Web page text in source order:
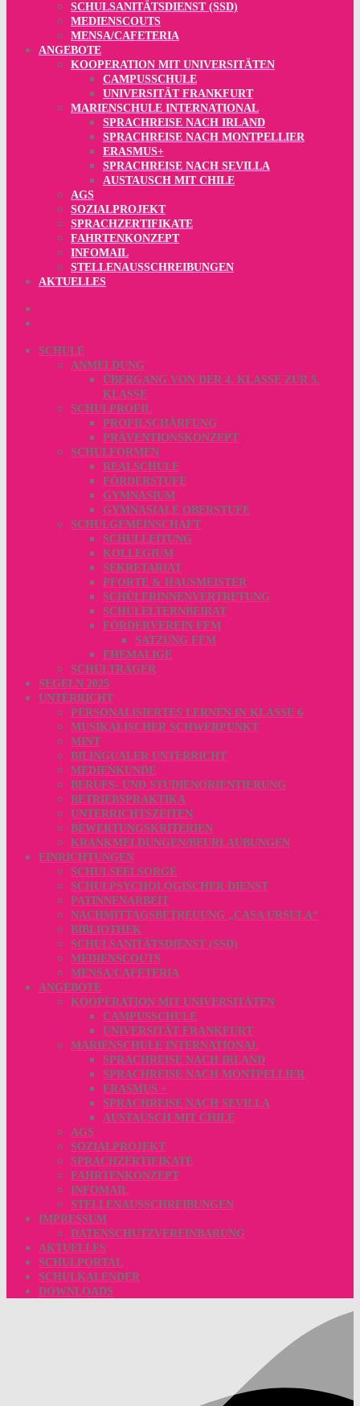
SCHULSANITÄTSDIENST (SSD)
MEDIENSCOUTS
MENSA/CAFETERIA
ANGEBOTE
KOOPERATION MIT UNIVERSITÄTEN
CAMPUSSCHULE
UNIVERSITÄT FRANKFURT
MARIENSCHULE INTERNATIONAL
SPRACHREISE NACH IRLAND
SPRACHREISE NACH MONTPELLIER
ERASMUS+
SPRACHREISE NACH SEVILLA
AUSTAUSCH MIT CHILE
AGS
SOZIALPROJEKT
SPRACHZERTIFIKATE
FAHRTENKONZEPT
INFOMAIL
STELLENAUSSCHREIBUNGEN
AKTUELLES
SCHULE
ANMELDUNG
ÜBERGANG VON DER 4. KLASSE ZUR 5.
KLASSE
SCHULPROFIL
PROFILSCHÄRFUNG
PRÄVENTIONSKONZEPT
SCHULFORMEN
REALSCHULE
FÖRDERSTUFE
GYMNASIUM
GYMNASIALE OBERSTUFE
SCHULGEMEINSCHAFT
SCHULLEITUNG
KOLLEGIUM
SEKRETARIAT
PFORTE & HAUSMEISTER
SCHÜLERINNENVERTRETUNG
SCHULELTERNBEIRAT
FÖRDERVEREIN FFM
SATZUNG FFM
EHEMALIGE
SCHULTRÄGER
SEGELN 2025
UNTERRICHT
PERSONALISIERTES LERNEN IN KLASSE 6
MUSIKALISCHER SCHWERPUNKT
MINT
BILINGUALER UNTERRICHT
MEDIENKUNDE
BERUFS- UND STUDIENORIENTIERUNG
BETRIEBSPRAKTIKA
UNTERRICHTSZEITEN
BEWERTUNGSKRITERIEN
KRANKMELDUNGEN/BEURLAUBUNGEN
EINRICHTUNGEN
SCHULSEELSORGE
SCHULPSYCHOLOGISCHER DIENST
PATINNENARBEIT
NACHMITTAGSBETREUUNG „CASA URSULA“
BIBLIOTHEK
SCHULSANITÄTSDIENST (SSD)
MEDIENSCOUTS
MENSA/CAFETERIA
ANGEBOTE
KOOPERATION MIT UNIVERSITÄTEN
CAMPUSSCHULE
UNIVERSITÄT FRANKFURT
MARIENSCHULE INTERNATIONAL
SPRACHREISE NACH IRLAND
SPRACHREISE NACH MONTPELLIER
ERASMUS +
SPRACHREISE NACH SEVILLA
AUSTAUSCH MIT CHILE
AGS
SOZIALPROJEKT
SPRACHZERTIFIKATE
FAHRTENKONZEPT
INFOMAIL
STELLENAUSSCHREIBUNGEN
IMPRESSUM
DATENSCHUTZVEREINBARUNG
AKTUELLES
SCHULPORTAL
SCHULKALENDER
DOWNLOADS